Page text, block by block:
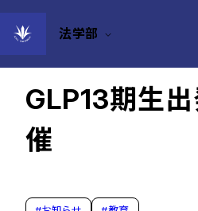
法学部
2026年04月14日
GLP13期生
催